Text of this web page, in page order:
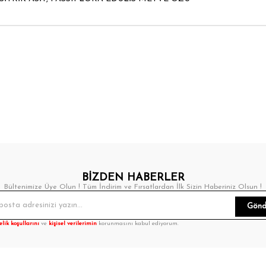
BİZDEN HABERLER
Bültenimize Üye Olun ! Tüm İndirim ve Fırsatlardan İlk Sizin Haberiniz Olsun !
koşullarını ve kişisel verilerimin korunmasını kabul ediyorum.